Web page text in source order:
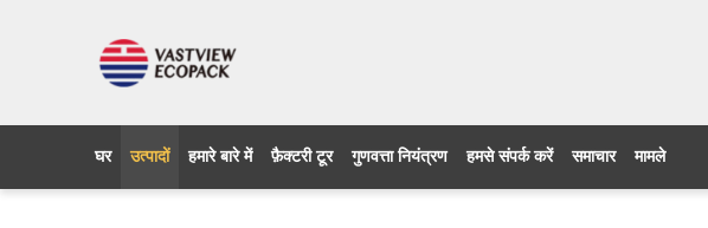
घर उत्पादों हमारे बारे में फ़ैक्टरी टूर गुणवत्ता नियंत्रण हमसे संपर्क करें समाचार मामले